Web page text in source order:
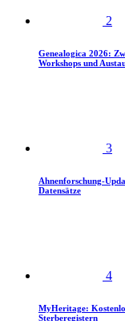
2
Genealogica 2026:
Workshops und
3
Ahnenforschung-
Datensätze
4
MyHeritage:
Sterberegistern